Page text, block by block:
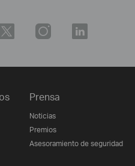
Prensa
Noticias
Premios
Asesoramiento de seguridad